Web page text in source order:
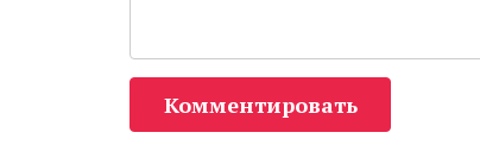
Комментировать